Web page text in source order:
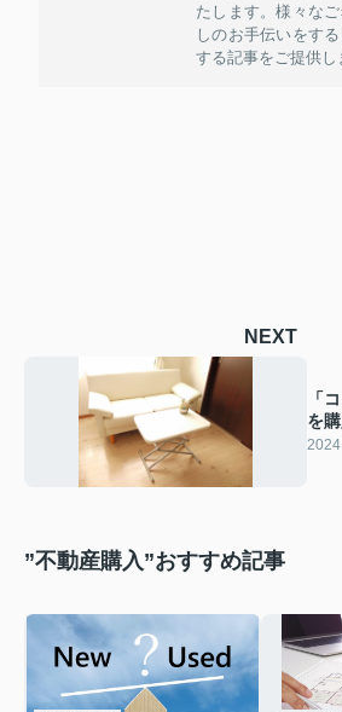
たします。様々な
しのお手伝いをす
する記事をご提供し
NEXT
「
を
い
”不動産購入”おすすめ記事